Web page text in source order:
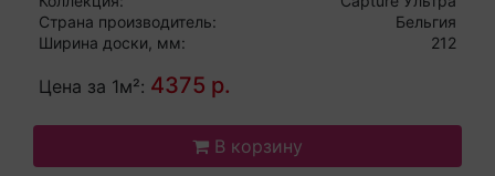
Страна производитель:
Бельгия
Ширина доски, мм:
212
Цена за 1м²: 4375 р.
В корзину